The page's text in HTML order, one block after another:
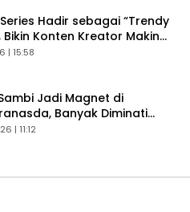
Series Hadir sebagai “Trendy
Bikin Konten Kreator Makin
| 15:58
Jadi Magnet di
Banyak Diminati
| 11:12